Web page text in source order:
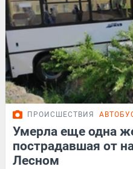
ПРОИСШЕСТВИЯ
Умерла еще одна
пострадавшая от
Лесном